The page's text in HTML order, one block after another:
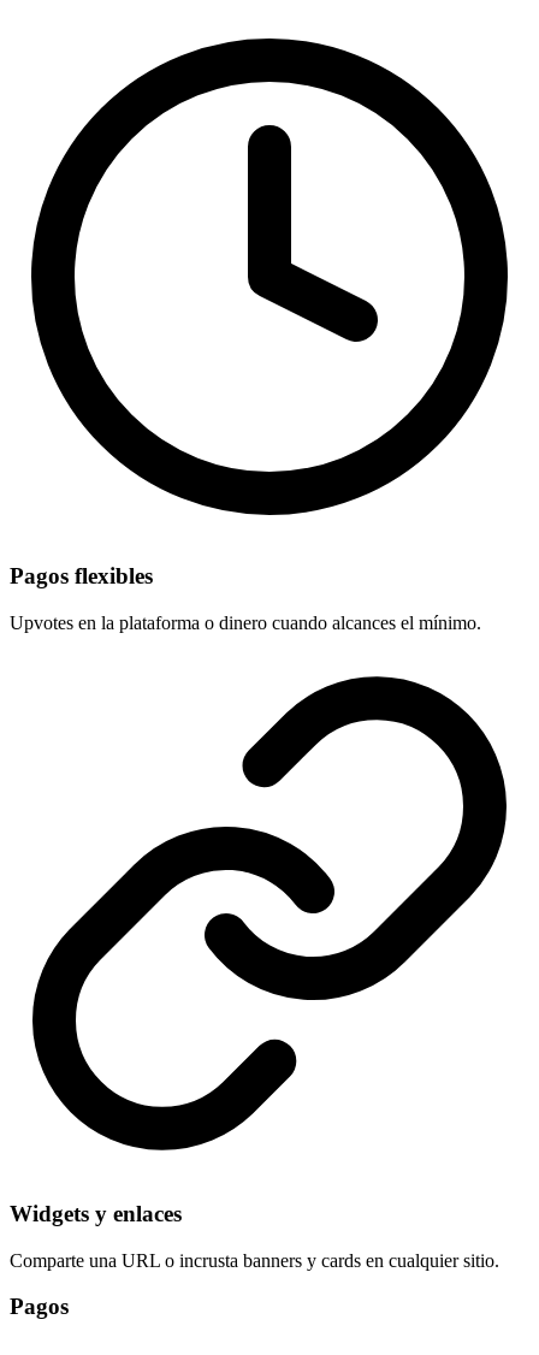
Pagos flexibles
Upvotes en la plataforma o dinero cuando alcances el mínimo.
Widgets y enlaces
Comparte una URL o incrusta banners y cards en cualquier sitio.
Pagos